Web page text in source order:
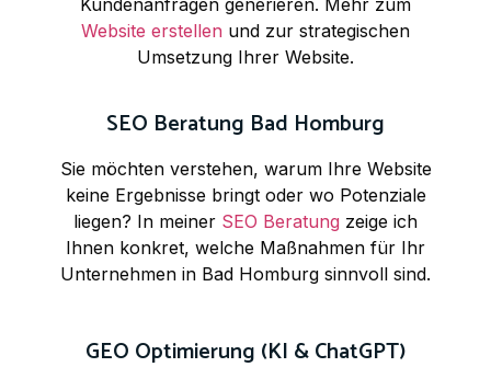
Kundenanfragen generieren. Mehr zum
Website erstellen und zur strategischen
Umsetzung Ihrer Website.
SEO Beratung Bad Homburg
Sie möchten verstehen, warum Ihre Website
keine Ergebnisse bringt oder wo Potenziale
liegen? In meiner SEO Beratung zeige ich
Ihnen konkret, welche Maßnahmen für Ihr
Unternehmen in Bad Homburg sinnvoll sind.
GEO Optimierung (KI & ChatGPT)